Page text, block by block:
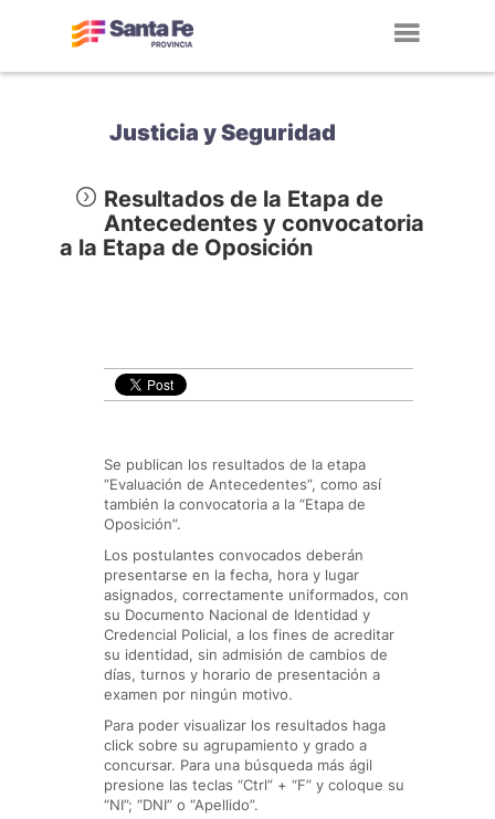
Justicia y Seguridad
Resultados de la Etapa de
Antecedentes y convocatoria
a la Etapa de Oposición
Se publican los resultados de la etapa
“Evaluación de Antecedentes”, como así
también la convocatoria a la “Etapa de
Oposición”.
Los postulantes convocados deberán
presentarse en la fecha, hora y lugar
asignados, correctamente uniformados, con
su Documento Nacional de Identidad y
Credencial Policial, a los fines de acreditar
su identidad, sin admisión de cambios de
días, turnos y horario de presentación a
examen por ningún motivo.
Para poder visualizar los resultados haga
click sobre su agrupamiento y grado a
concursar. Para una búsqueda más ágil
presione las teclas “Ctrl” + “F” y coloque su
“NI”; “DNI” o “Apellido”.